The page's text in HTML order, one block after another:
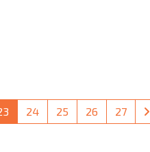
24 25 26 27